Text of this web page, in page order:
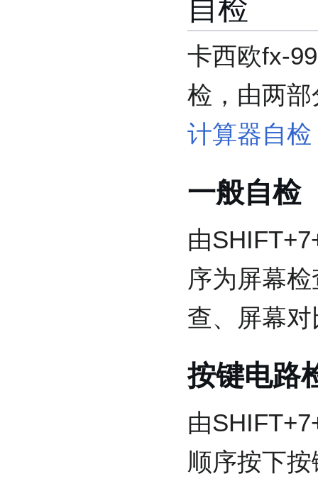
卡西欧fx-
检，由两
计算器自检
一般自检
由
序为屏幕
查、屏幕
按键电路
由
顺序按下